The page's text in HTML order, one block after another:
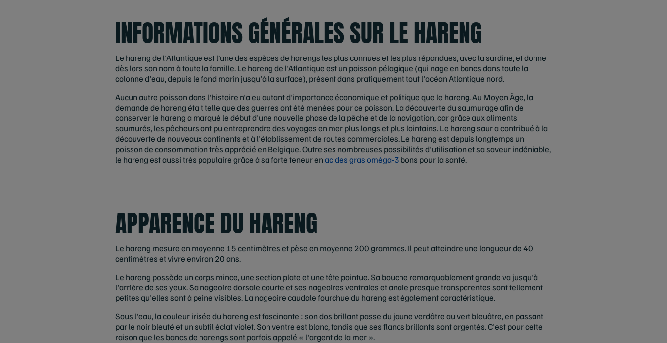
INFORMATIONS GÉNÉRALES SUR LE HARENG
Le hareng de l'Atlantique est l’une des espèces de harengs les plus connues et les plus répandues, avec la sardine, et donne
dès lors son nom à toute la famille. Le hareng de l'Atlantique est un poisson pélagique (qui nage en bancs dans toute la
colonne d'eau, depuis le fond marin jusqu'à la surface), présent dans pratiquement tout l'océan Atlantique nord.
Aucun autre poisson dans l'histoire n'a eu autant d'importance économique et politique que le hareng. Au Moyen Âge, la
demande de hareng était telle que des guerres ont été menées pour ce poisson. La découverte du saumurage afin de
conserver le hareng a marqué le début d'une nouvelle phase de la pêche et de la navigation, car grâce aux aliments
saumurés, les pêcheurs ont pu entreprendre des voyages en mer plus longs et plus lointains. Le hareng saur a contribué à la
découverte de nouveaux continents et à l'établissement de routes commerciales. Le hareng est depuis longtemps un
poisson de consommation très apprécié en Belgique. Outre ses nombreuses possibilités d'utilisation et sa saveur indéniable,
le hareng est aussi très populaire grâce à sa forte teneur enacides gras oméga-3 bons pour la santé.
APPARENCE DU HARENG
Le hareng mesure en moyenne 15 centimètres et pèse en moyenne 200 grammes. Il peut atteindre une longueur de 40
centimètres et vivre environ 20 ans.
Le hareng possède un corps mince, une section plate et une tête pointue. Sa bouche remarquablement grande va jusqu'à
l'arrière de ses yeux. Sa nageoire dorsale courte et ses nageoires ventrales et anale presque transparentes sont tellement
petites qu'elles sont à peine visibles. La nageoire caudale fourchue du hareng est également caractéristique.
Sous l'eau, la couleur irisée du hareng est fascinante : son dos brillant passe du jaune verdâtre au vert bleuâtre, en passant
par le noir bleuté et un subtil éclat violet. Son ventre est blanc, tandis que ses flancs brillants sont argentés. C'est pour cette
raison que les bancs de harengs sont parfois appelé « l'argent de la mer ».